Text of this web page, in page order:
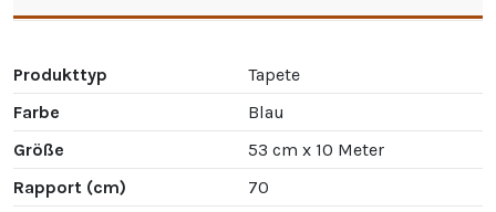
Produkttyp
Tapete
Farbe
Blau
Größe
53 cm x 10 Meter
Rapport (cm)
70